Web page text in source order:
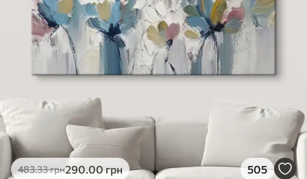
483.33грн290.00грн 505